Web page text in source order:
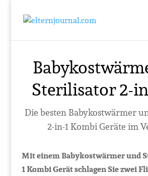
Sterilisator 2-
Die besten Babykostwärmer
2-in-1 Kombi Geräte im
Mit einem Babykostwärmer und
1 Kombi Gerät schlagen Sie zwei